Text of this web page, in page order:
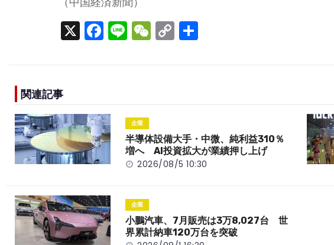
X F
a
o
o
k
Li
n
W
e
C
o
k
関連記事
企業
半導体設備大手・中微、純利益310％
増へ AI投資拡大が業績押し上げ
2026/08/5 10:30
企業
小鵬汽車、7月販売は3万8,027台 世
界累計納車120万台を突破